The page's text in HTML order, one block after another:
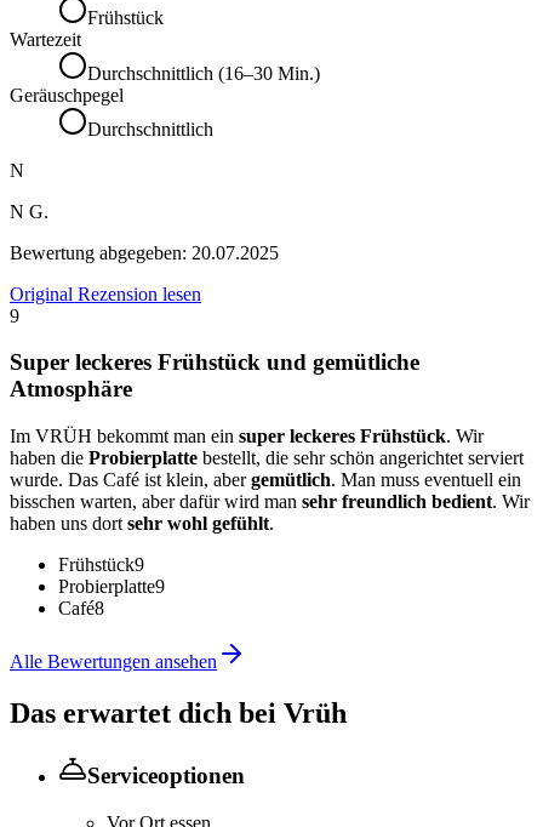
Frühstück
Wartezeit
Durchschnittlich (16–30 Min.)
Geräuschpegel
Durchschnittlich
N
N G.
Bewertung abgegeben: 20.07.2025
Original Rezension lesen
9
Super leckeres Frühstück und gemütliche
Atmosphäre
Im VRÜH bekommt man ein super leckeres Frühstück. Wir
haben die Probierplatte bestellt, die sehr schön angerichtet serviert
wurde. Das Café ist klein, abergemütlich. Man muss eventuell ein
bisschen warten, aber dafür wird man sehr freundlich bedient. Wir
haben uns dort sehr wohl gefühlt.
Frühstück9
Probierplatte9
Café8
Alle Bewertungen ansehen
Das erwartet dich bei Vrüh
Serviceoptionen
Vor Ort essen